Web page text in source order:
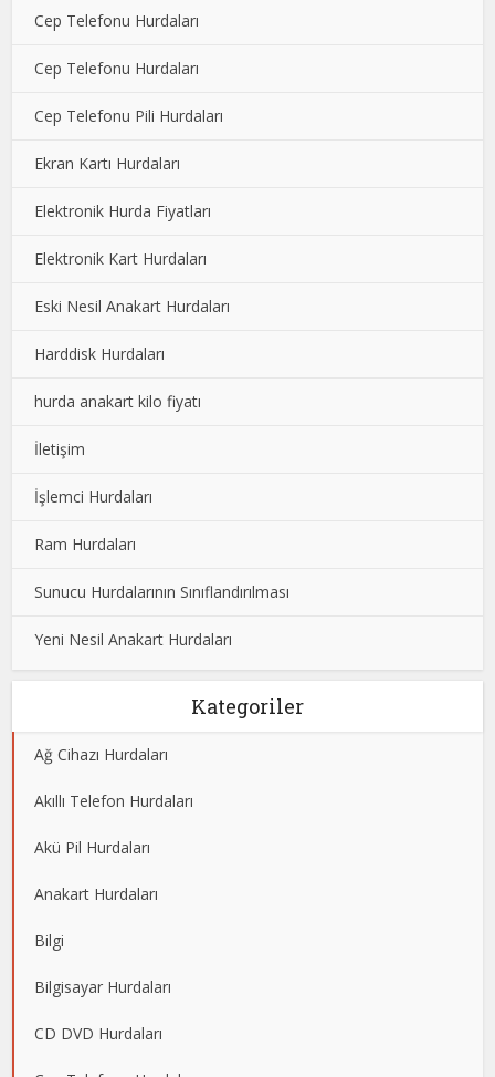
Cep Telefonu Hurdaları
Cep Telefonu Hurdaları
Cep Telefonu Pili Hurdaları
Ekran Kartı Hurdaları
Elektronik Hurda Fiyatları
Elektronik Kart Hurdaları
Eski Nesil Anakart Hurdaları
Harddisk Hurdaları
hurda anakart kilo fiyatı
İletişim
İşlemci Hurdaları
Ram Hurdaları
Sunucu Hurdalarının Sınıflandırılması
Yeni Nesil Anakart Hurdaları
Kategoriler
Ağ Cihazı Hurdaları
Akıllı Telefon Hurdaları
Akü Pil Hurdaları
Anakart Hurdaları
Bilgi
Bilgisayar Hurdaları
CD DVD Hurdaları